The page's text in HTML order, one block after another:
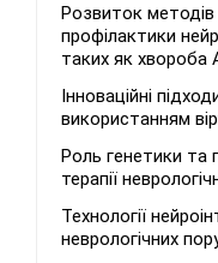
Розвиток методів
профілактики
таких як хвороба
Інноваційні
використанням
Роль генетики та
терапії
Технології
неврологічних